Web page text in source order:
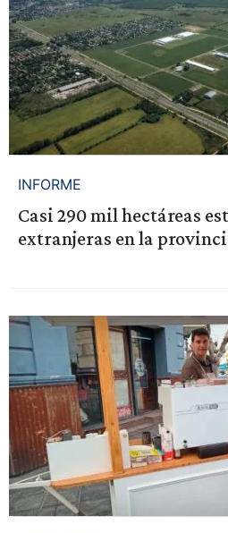
INFORME
Casi 290 mil hectáreas
extranjeras en la